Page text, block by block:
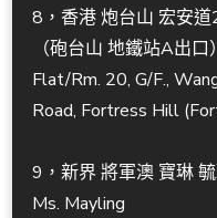
8，香港 炮台山 宏安
（砲台山 地鐵站A出口
Flat/Rm. 20, G/F.,
Road, Fortress Hill
9，新界 將軍澳 寶琳
Ms. Mayling